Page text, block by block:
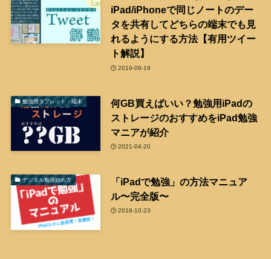
iPad/iPhoneで同じノートのデー
タを共有してどちらの端末でも見
れるようにする方法【有用ツイー
ト解説】
2019-08-19
勉強用タブレット・端末
何GB買えばいい？勉強用iPadの
ストレージのおすすめをiPad勉強
マニアが紹介
2021-04-20
デジタル勉強始め方
「iPadで勉強」の方法マニュア
ル〜完全版〜
2018-10-23